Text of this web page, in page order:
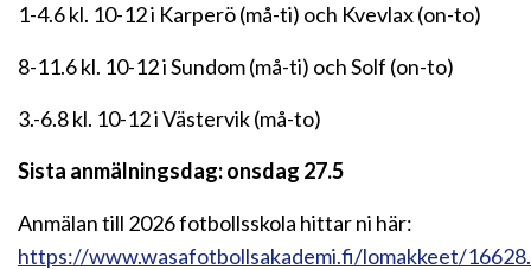
1-4.6 kl. 10-12 i Karperö (må-ti) och Kvevlax (on-to)
8-11.6 kl. 10-12 i Sundom (må-ti) och Solf (on-to)
3.-6.8 kl. 10-12 i Västervik (må-to)
Sista anmälningsdag: onsdag 27.5
Anmälan till 2026 fotbollsskola hittar ni här:
https://www.wasafotbollsakademi.fi/lomakkeet/